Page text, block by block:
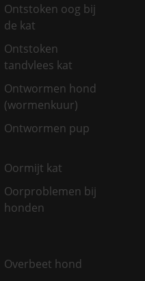
Ontstoken oog bij
de kat
Ontstoken
tandvlees kat
Ontwormen hond
(wormenkuur)
Ontwormen pup
Oormijt kat
Oorproblemen bij
honden
Overbeet hond